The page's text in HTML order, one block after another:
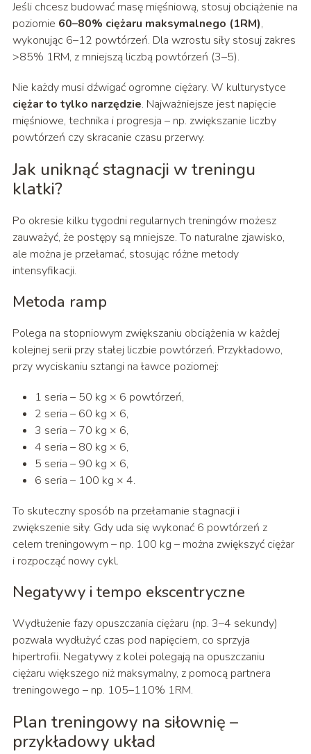
Jeśli chcesz budować masę mięśniową, stosuj obciążenie na
poziomie 60–80% ciężaru maksymalnego (1RM),
wykonując 6–12 powtórzeń. Dla wzrostu siły stosuj zakres
>85% 1RM, z mniejszą liczbą powtórzeń (3–5).
Nie każdy musi dźwigać ogromne ciężary. W kulturystyce
ciężar to tylko narzędzie. Najważniejsze jest napięcie
mięśniowe, technika i progresja – np. zwiększanie liczby
powtórzeń czy skracanie czasu przerwy.
Jak uniknąć stagnacji w treningu
klatki?
Po okresie kilku tygodni regularnych treningów możesz
zauważyć, że postępy są mniejsze. To naturalne zjawisko,
ale można je przełamać, stosując różne metody
intensyfikacji.
Metoda ramp
Polega na stopniowym zwiększaniu obciążenia w każdej
kolejnej serii przy stałej liczbie powtórzeń. Przykładowo,
przy wyciskaniu sztangi na ławce poziomej:
1 seria – 50 kg × 6 powtórzeń,
2 seria – 60 kg × 6,
3 seria – 70 kg × 6,
4 seria – 80 kg × 6,
5 seria – 90 kg × 6,
6 seria – 100 kg × 4.
To skuteczny sposób na przełamanie stagnacji i
zwiększenie siły. Gdy uda się wykonać 6 powtórzeń z
celem treningowym – np. 100 kg – można zwiększyć ciężar
i rozpocząć nowy cykl.
Negatywy i tempo ekscentryczne
Wydłużenie fazy opuszczania ciężaru (np. 3–4 sekundy)
pozwala wydłużyć czas pod napięciem, co sprzyja
hipertrofii. Negatywy z kolei polegają na opuszczaniu
ciężaru większego niż maksymalny, z pomocą partnera
treningowego – np. 105–110% 1RM.
Plan treningowy na siłownię –
przykładowy układ